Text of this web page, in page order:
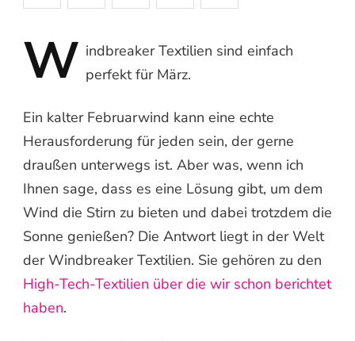
W indbreakerTextilien sind einfach
perfekt für März.
Ein kalter Februarwind kann eine echte
Herausforderung für jeden sein, der gerne
draußen unterwegs ist. Aber was, wenn ich
Ihnen sage, dass es eine Lösung gibt, um dem
Wind die Stirn zu bieten und dabei trotzdem die
Sonne genießen? Die Antwort liegt in der Welt
der Windbreaker Textilien. Sie gehören zu den
High-Tech-Textilien über die wir schon berichtet
haben.